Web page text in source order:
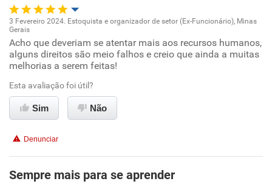
Recomenda a diretoria
Oportunidade de promoção
Ambiente de trabalho
Conciliação com a vida familiar
Recomenda esta empresa
Recomenda a diretoria
3 Fevereiro 2024. Estoquista e organizador de setor (Ex-Funcionário), Minas
Gerais
Acho que deveriam se atentar mais aos recursos humanos,
alguns direitos são meio falhos e creio que ainda a muitas
melhorias a serem feitas!
Esta avaliação foi útil?
Sim Não
Denunciar
Sempre mais para se aprender